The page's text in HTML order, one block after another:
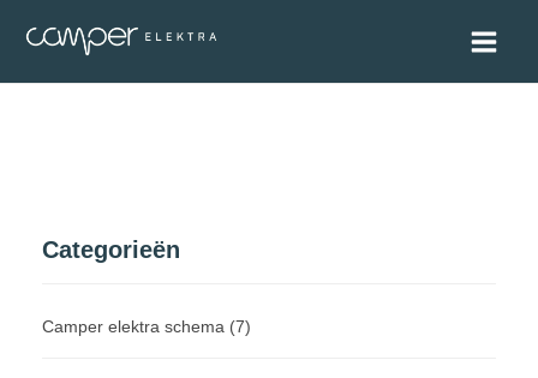
Categorieën
Camper elektra schema (7)